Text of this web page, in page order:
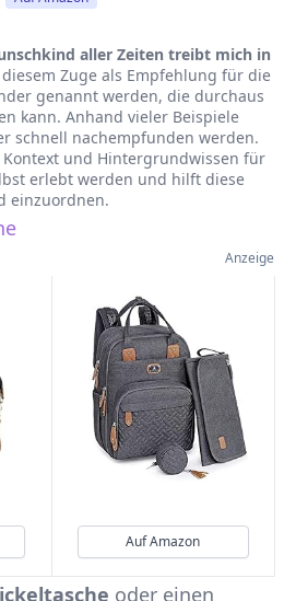
aller Zeiten treibt mich in
Zuge als Empfehlung für die
genannt werden, die durchaus
kann. Anhand vieler Beispiele
schnell nachempfunden werden.
und Hintergrundwissen für
erlebt werden und hilft diese
einzuordnen.
Anzeige
Auf Amazon
oder einen